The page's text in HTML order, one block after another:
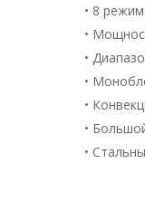
• 8
•
•
•
•
•
•